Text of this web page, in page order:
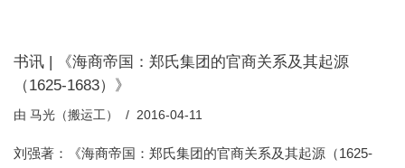
书讯 | 《海商帝国：郑氏集团的官商关系及其起源
（1625-1683）》
由 马光（搬运工） 2016-04-11
刘强著：《海商帝国：郑氏集团的官商关系及其起源（1625-